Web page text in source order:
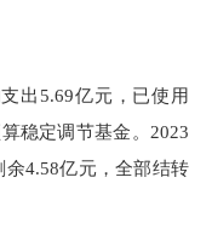
出5.69亿元，已使用
稳定调节基金。2023
4.58亿元，全部结转